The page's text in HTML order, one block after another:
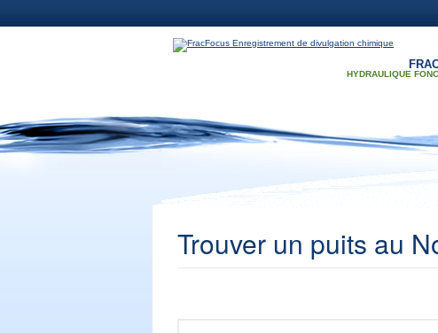
HYDRAULIQUE
Trouver un puits au